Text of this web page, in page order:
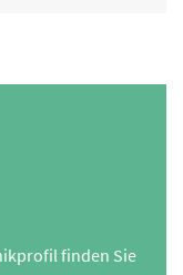
finden Sie